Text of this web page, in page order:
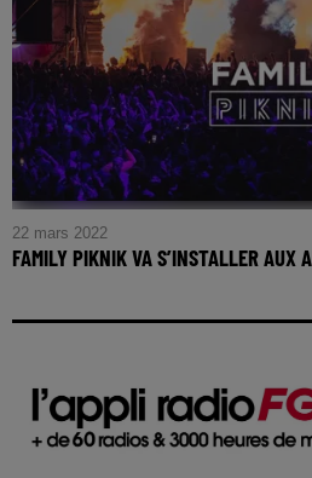
22 mars 2022
FAMILY PIKNIK VA S’INSTALLER AUX